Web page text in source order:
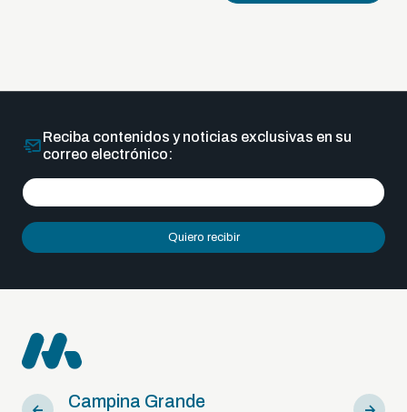
Reciba contenidos y noticias exclusivas en su
correo electrónico:
Quiero recibir
Campina Grande Sousa